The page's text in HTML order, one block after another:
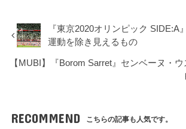
『東京2020オリンピック SIDE:A
運動を除き見えるもの
【MUBI】『Borom Sarret』センベーヌ・
RECOMMEND こちらの記事も人気です。